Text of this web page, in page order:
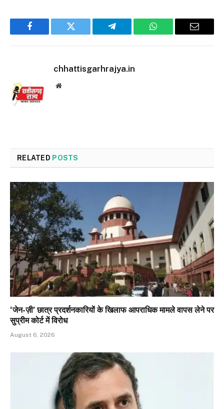
Facebook Twitter Telegram WhatsApp Email
chhattisgarhrajya.in
Website
RELATED POSTS
‘जेन-ज़ी’ छात्र प्रदर्शनकारियों के खिलाफ आपराधिक मामले वापस लेने पर
सुप्रीम कोर्ट में विरोध
August 6, 2026